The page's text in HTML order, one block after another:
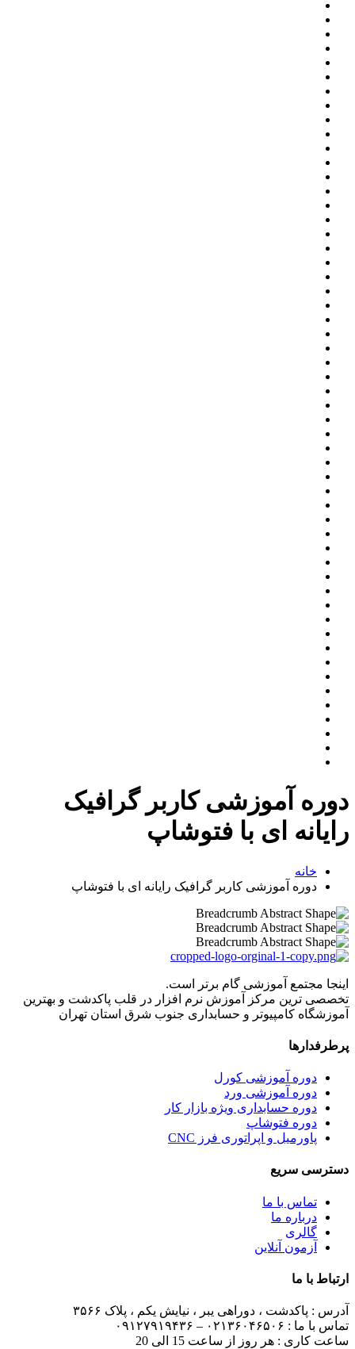
دوره آموزشی کاربر گرافیک
رایانه ای با فتوشاپ
خانه
دوره آموزشی کاربر گرافیک رایانه ای با فتوشاپ
اینجا مجتمع آموزشی گام برتر است.
تخصصی ترین مرکز آموزش نرم افزار در قلب پاکدشت و بهترین
آموزشگاه کامپیوتر و حسابداری جنوب شرق استان تهران
پرطرفدارها
دوره آموزشی کورل
دوره آموزشی ورد
دوره حسابداری ویژه بازار کار
دوره فتوشاپ
پاورمیل و اپراتوری فرز CNC
دسترسی سریع
تماس با ما
درباره ما
گالری
آزمون آنلاین
ارتباط با ما
آدرس : پاکدشت ، دوراهی یبر ، نیایش یکم ، پلاک ۳۵۶۶
تماس با ما :
ساعت کاری : هر روز از ساعت 15 الی 20